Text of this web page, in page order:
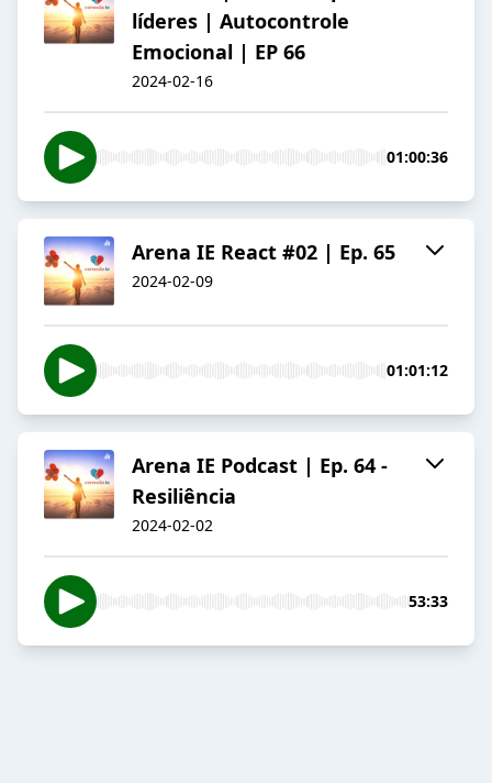
líderes | Autocontrole
Emocional | EP 66
2024-02-16
01:00:36
Arena IE React #02 | Ep. 65
2024-02-09
01:01:12
Arena IE Podcast | Ep. 64 -
Resiliência
2024-02-02
53:33